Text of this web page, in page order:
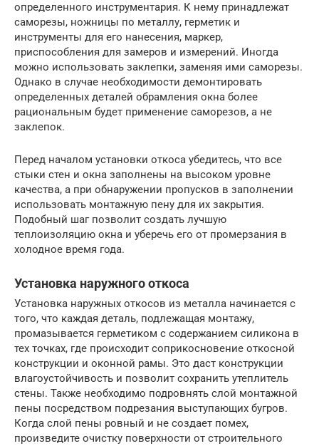
определенного инструментария. К нему принадлежат
саморезы, ножницы по металлу, герметик и
инструменты для его нанесения, маркер,
приспособления для замеров и измерений. Иногда
можно использовать заклепки, заменяя ими саморезы.
Однако в случае необходимости демонтировать
определенных деталей обрамления окна более
рациональным будет применение саморезов, а не
заклепок.
Перед началом установки откоса убедитесь, что все
стыки стен и окна заполнены на высоком уровне
качества, а при обнаружении пропусков в заполнении
использовать монтажную пену для их закрытия.
Подобный шаг позволит создать лучшую
теплоизоляцию окна и уберечь его от промерзания в
холодное время года.
Установка наружного откоса
Установка наружных откосов из металла начинается с
того, что каждая деталь, подлежащая монтажу,
промазывается герметиком с содержанием силикона в
тех точках, где происходит соприкосновение откосной
конструкции и оконной рамы. Это даст конструкции
влагоустойчивость и позволит сохранить утеплитель
стены. Также необходимо подровнять слой монтажной
пены посредством подрезания выступающих бугров.
Когда слой пены ровный и не создает помех,
произведите очистку поверхности от строительного